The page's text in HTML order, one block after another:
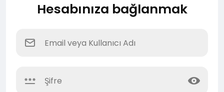
Hesabınıza bağlanmak